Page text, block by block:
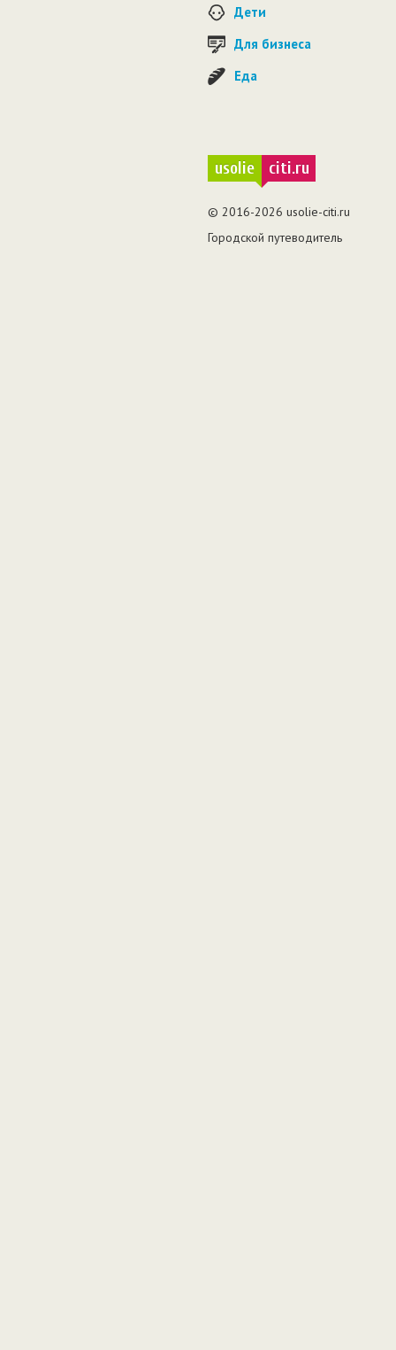
Дети
Для бизнеса
Еда
usolie citi.ru
© 2016-2026 usolie-citi.ru
Городской путеводитель